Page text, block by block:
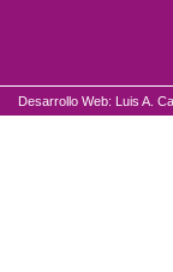
Desarrollo Web: Luis